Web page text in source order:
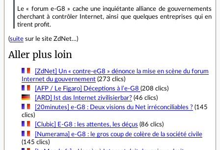
Le « forum e‐G8 » cache une inquiétante alliance de gouvernements
cherchant à contrôler Internet, ainsi que quelques entreprises qui en
tirent profit.
(suite sur le site ZdNet…)
Aller plus loin
[ZdNet] Un « contre‐eG8 » dénonce la mise en scène du forum
Internet du gouvernement(273 clics)
[AFP / Le Figaro] Déceptions à l’e‐G8 (208 clics)
[ARD] Ist das Internet zivilisierbar?(46 clics)
[20minutes] e‐G8 : Deux visions du Net irréconciliables ?(145
clics)
[Clubic] E‐G8 : les attentes, les déçus (86 clics)
[Numerama] e‐G8 : le gros coup de colère de la société civile
(145 clics)